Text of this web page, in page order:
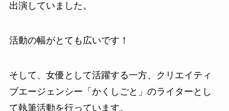
出演していました。
活動の幅がとても広いです！
そして、女優として活躍する一方、クリエイティ
ブエージェンシー「かくしごと」のライターとし
て執筆活動を行っています。